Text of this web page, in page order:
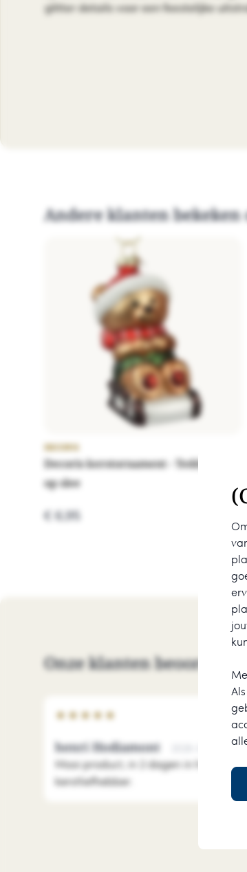
glitter details voor een feestelijke
Andere klanten
Decoris kerstornament - Teddybeer
op slee
€ 6,95
Onze klanten beoordelen
★ ★ ★ ★ ★
henri Hodiamont
Mooi product, in 2 dagen in huis.
kerstliefhebber.